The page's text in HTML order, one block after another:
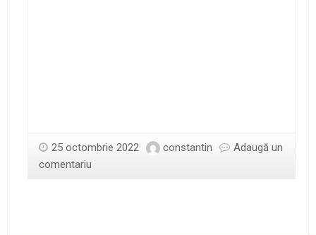
25 octombrie 2022 constantin
Adaugă un
comentariu